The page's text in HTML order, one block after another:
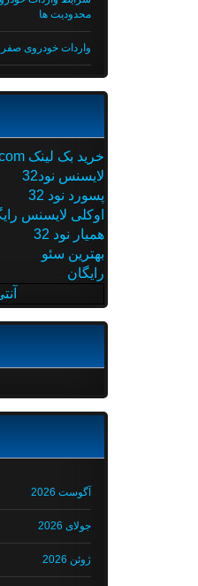
محدودیت ها
واردات خودروی
خرید بک لینک behtarinbacklink.com
لایسنس نود32
پسورد نود 32
اوکلی لایسنس
همیار نود 32
بهترین سئو
رایگان
آگوست 2026
جولای 2026
ژوئن 2026